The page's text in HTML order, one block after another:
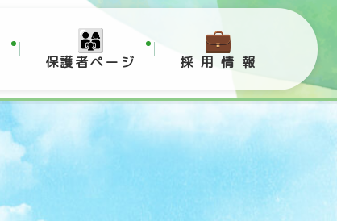
保護者ページ 採 用 情 報